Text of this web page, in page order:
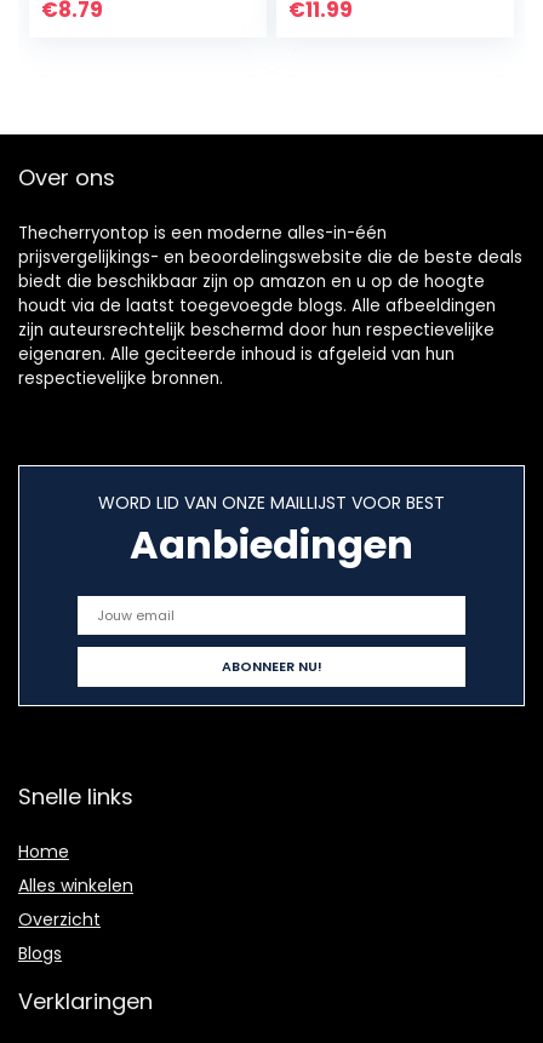
€8.79
verschillende
Arylic Paint
€11.99
Over ons
Thecherryontop is een moderne alles-in-één
prijsvergelijkings- en beoordelingswebsite die de beste deals
biedt die beschikbaar zijn op amazon en u op de hoogte
houdt via de laatst toegevoegde blogs. Alle afbeeldingen
zijn auteursrechtelijk beschermd door hun respectievelijke
eigenaren. Alle geciteerde inhoud is afgeleid van hun
respectievelijke bronnen.
WORD LID VAN ONZE MAILLIJST VOOR BEST
Aanbiedingen
Snelle links
Home
Alles winkelen
Overzicht
Blogs
Verklaringen